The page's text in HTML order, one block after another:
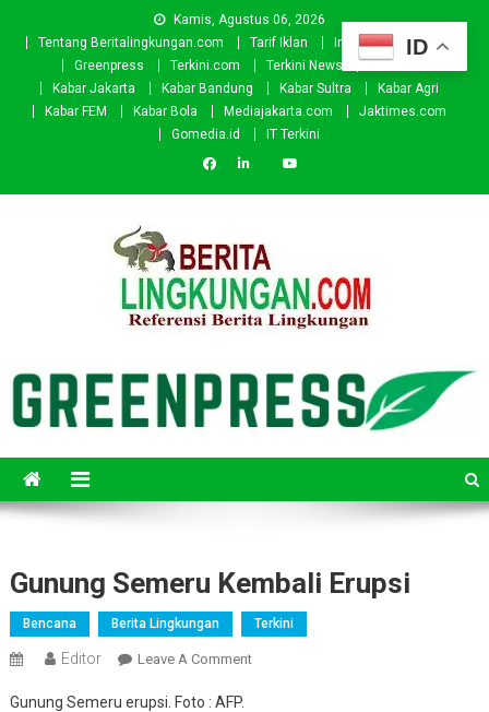
Kamis, Agustus 06, 2026
Tentang Beritalingkungan.com
Tarif Iklan Investor
Donasi
Greenpress
Terkini.com Terkini News
Kabar.id
Kabar Jakarta
Kabar Bandung Kabar Sultra
Kabar Agri
Kabar FEM
Kabar Bola Mediajakarta.com
Jaktimes.com
Gomedia.id
IT Terkini
Gunung Semeru Kembali Erupsi
Bencana Berita Lingkungan Terkini
Editor Leave A CommentOn
Gunung Semeru erupsi. Foto : AFP.
ID